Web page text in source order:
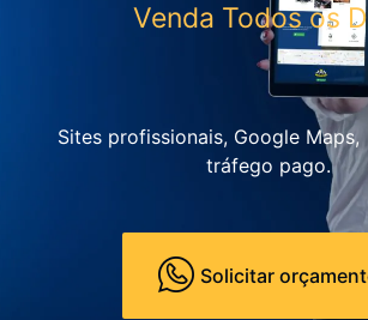
Venda Todos os
Sites profissionais, Google
tráfego pago.
Solicitar